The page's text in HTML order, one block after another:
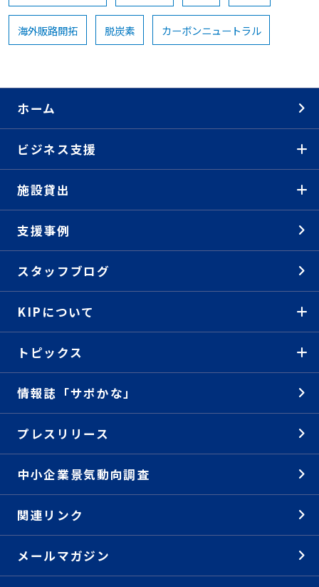
海外販路開拓 脱炭素 カーボンニュートラル
ホーム
ビジネス支援
施設貸出
支援事例
スタッフブログ
KIPについて
トピックス
情報誌「サポかな」
プレスリリース
中小企業景気動向調査
関連リンク
メールマガジン